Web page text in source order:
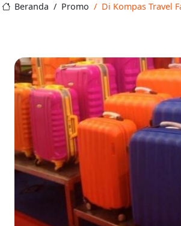
Beranda Promo Di Kompas Travel